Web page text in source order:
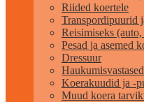
Riided koertele
Transpordipuurid
Reisimiseks
Pesad ja asemed
Dressuur
Koerakuudid ja -
Muud koera